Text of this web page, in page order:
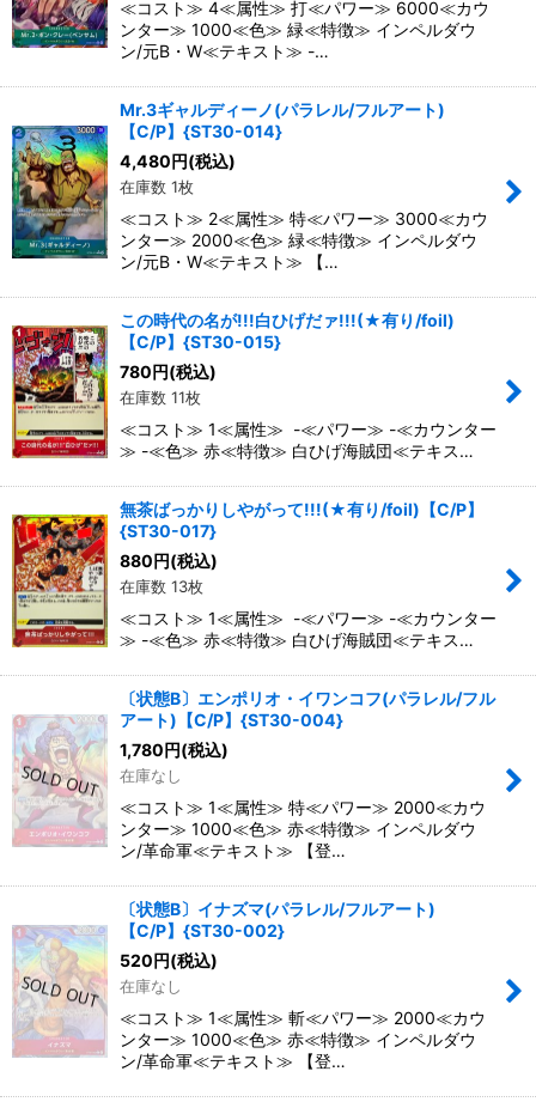
≪コスト≫ 4≪属性≫ 打≪パワー≫ 6000≪カウ
ンター≫ 1000≪色≫ 緑≪特徴≫ インペルダウ
ン/元B・W≪テキスト≫ -…
Mr.3ギャルディーノ(パラレル/フルアート)
【C/P】{ST30-014}
4,480円(税込)
在庫数 1枚
≪コスト≫ 2≪属性≫ 特≪パワー≫ 3000≪カウ
ンター≫ 2000≪色≫ 緑≪特徴≫ インペルダウ
ン/元B・W≪テキスト≫ 【…
この時代の名が!!!白ひげだァ!!!(★有り/foil)
【C/P】{ST30-015}
780円(税込)
在庫数 11枚
≪コスト≫ 1≪属性≫ -≪パワー≫ -≪カウンター
≫ -≪色≫ 赤≪特徴≫ 白ひげ海賊団≪テキス…
無茶ばっかりしやがって!!!(★有り/foil)【C/P】
{ST30-017}
880円(税込)
在庫数 13枚
≪コスト≫ 1≪属性≫ -≪パワー≫ -≪カウンター
≫ -≪色≫ 赤≪特徴≫ 白ひげ海賊団≪テキス…
〔状態B〕エンポリオ・イワンコフ(パラレル/フル
アート)【C/P】{ST30-004}
1,780円(税込)
在庫なし
≪コスト≫ 1≪属性≫ 特≪パワー≫ 2000≪カウ
ンター≫ 1000≪色≫ 赤≪特徴≫ インペルダウ
ン/革命軍≪テキスト≫ 【登…
〔状態B〕イナズマ(パラレル/フルアート)
【C/P】{ST30-002}
520円(税込)
在庫なし
≪コスト≫ 1≪属性≫ 斬≪パワー≫ 2000≪カウ
ンター≫ 1000≪色≫ 赤≪特徴≫ インペルダウ
ン/革命軍≪テキスト≫ 【登…